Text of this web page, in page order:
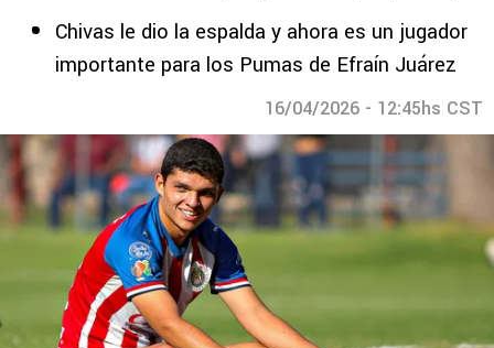
Chivas le dio la espalda y ahora es un jugador
importante para los Pumas de Efraín Juárez
16/04/2026 - 12:45hs CST